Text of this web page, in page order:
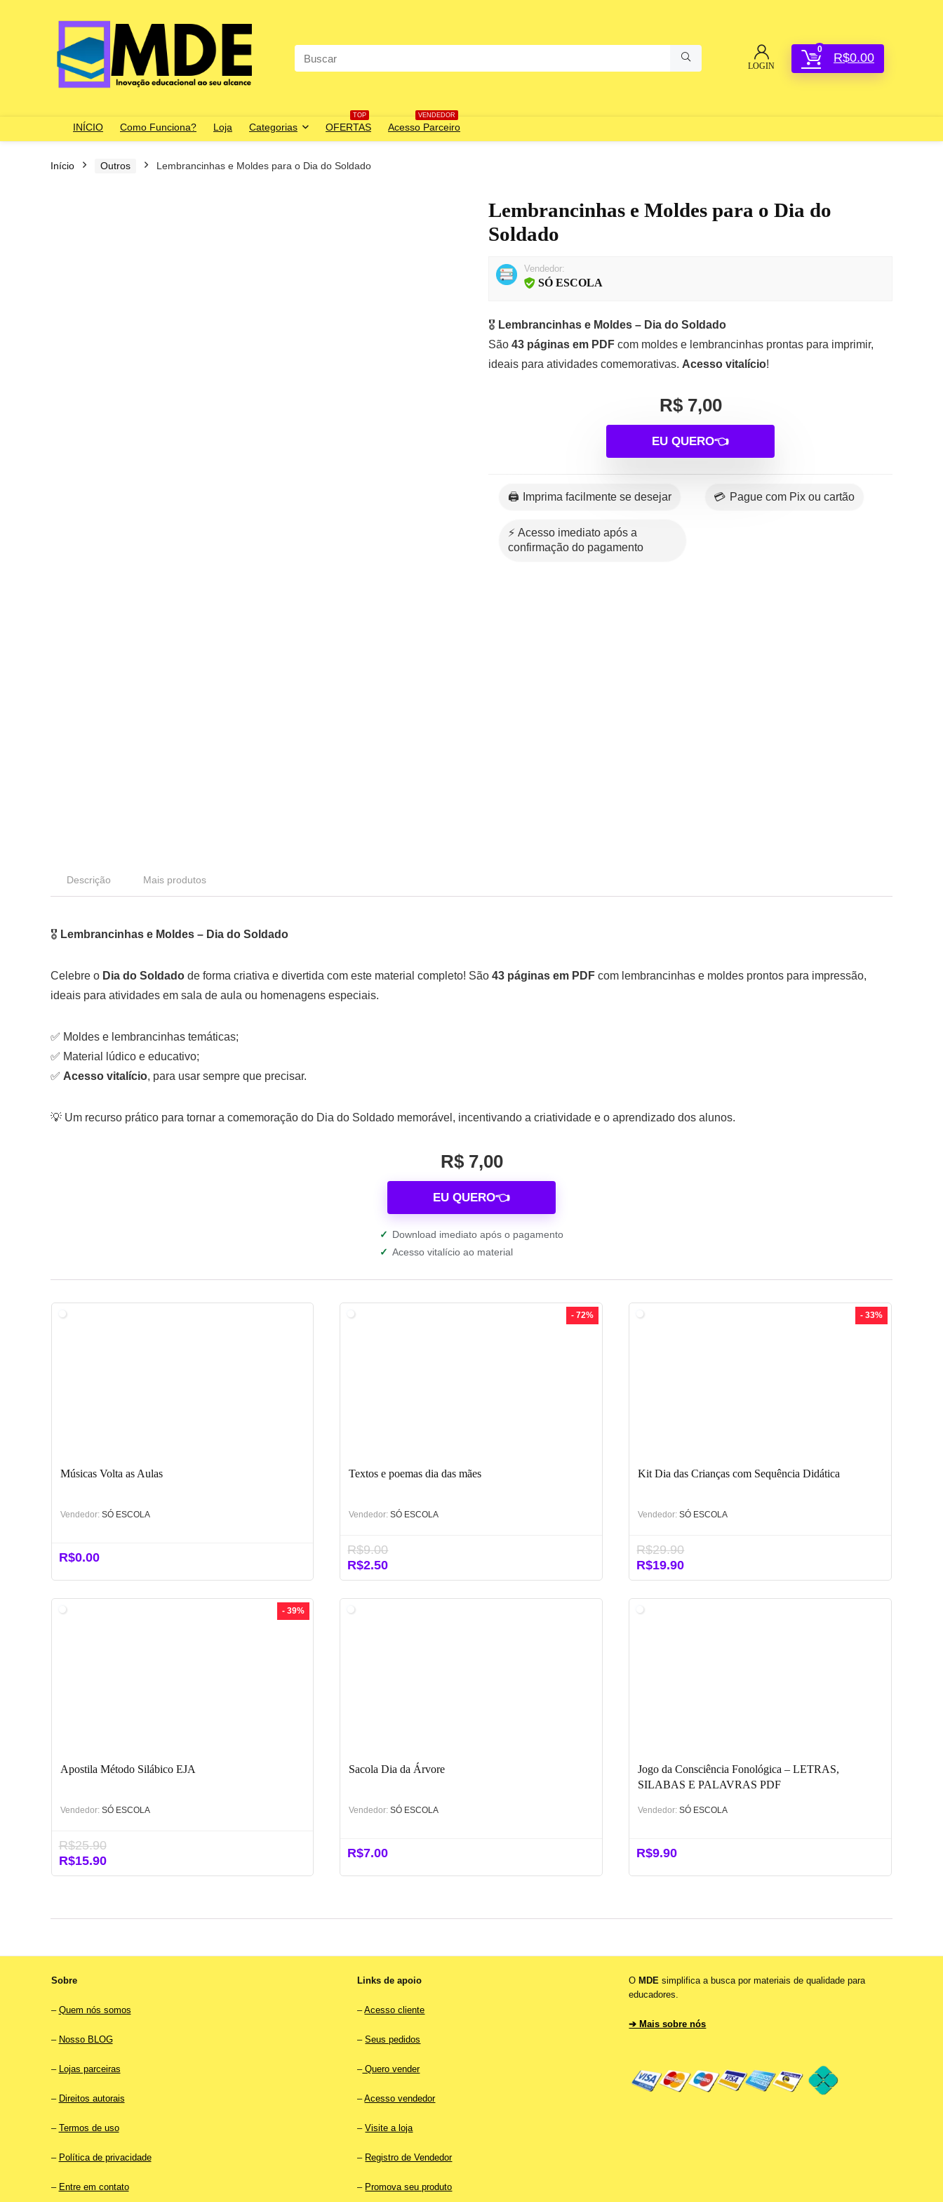
Search
for:
LOGIN
0
R$0.00
INÍCIO Como Funciona? Loja Categorias
TOP
OFERTAS
VENDEDOR
Acesso Parceiro
Início Outros Lembrancinhas e Moldes para o Dia do Soldado
Lembrancinhas e Moldes para o Dia do
Soldado
Vendedor:
SÓ ESCOLA
🎖️ Lembrancinhas e Moldes – Dia do Soldado
São 43 páginas em PDF com moldes e lembrancinhas prontas para imprimir,
ideais para atividades comemorativas. Acesso vitalício!
R$ 7,00
EU QUERO👈
🖨️ Imprima facilmente se desejar 💳 Pague com Pix ou cartão
⚡ Acesso imediato após a
confirmação do pagamento
Descrição Mais produtos
🎖️ Lembrancinhas e Moldes – Dia do Soldado
Celebre o Dia do Soldado de forma criativa e divertida com este material completo! São 43 páginas em PDF com lembrancinhas e moldes prontos para impressão,
ideais para atividades em sala de aula ou homenagens especiais.
✅ Moldes e lembrancinhas temáticas;
✅ Material lúdico e educativo;
✅ Acesso vitalício, para usar sempre que precisar.
💡 Um recurso prático para tornar a comemoração do Dia do Soldado memorável, incentivando a criatividade e o aprendizado dos alunos.
R$ 7,00
EU QUERO👈
✓ Download imediato após o pagamento
✓ Acesso vitalício ao material
Músicas Volta as Aulas
Vendedor: SÓ ESCOLA
R$0.00
- 72%
Textos e poemas dia das mães
Vendedor: SÓ ESCOLA
R$9.00
O
preço
R$2.50O
preço
- 33%
Kit Dia das Crianças com Sequência Didática
Vendedor: SÓ ESCOLA
R$29.90
O
preço
R$19.90O
preço
- 39%
Apostila Método Silábico EJA
Vendedor: SÓ ESCOLA
R$25.90
O
preço
R$25.90.
R$15.90O
preço
R$15.90.
Sacola Dia da Árvore
Vendedor: SÓ ESCOLA
R$7.00
Jogo da Consciência Fonológica – LETRAS,
SILABAS E PALAVRAS PDF
Vendedor: SÓ ESCOLA
R$9.90
Sobre
– Quem nós somos
– Nosso BLOG
– Lojas parceiras
– Direitos autorais
– Termos de uso
– Política de privacidade
– Entre em contato
Links de apoio
–Acesso cliente
–Seus pedidos
–Quero vender
–Acesso vendedor
–Visite a loja
– Registro de Vendedor
– Promova seu produto
OMDE simplifica a busca por materiais de qualidade para
educadores.
➔ Mais sobre nós